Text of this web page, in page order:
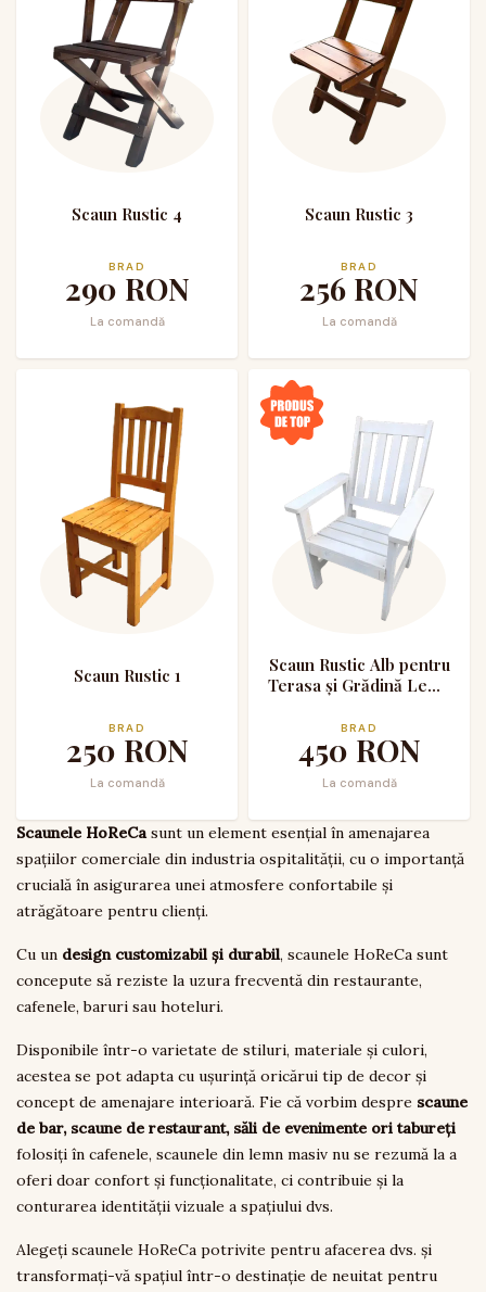
Scaunele HoReCasunt un element esențial în amenajarea
spațiilor comerciale din industria ospitalității, cu o importanță
crucială în asigurarea unei atmosfere confortabile și
atrăgătoare pentru clienți.
Cu un design customizabil și durabil, scaunele HoReCa sunt
concepute să reziste la uzura frecventă din restaurante,
cafenele, baruri sau hoteluri.
Disponibile într-o varietate de stiluri, materiale și culori,
acestea se pot adapta cu ușurință oricărui tip de decor și
concept de amenajare interioară. Fie că vorbim despre scaune
de bar, scaune de restaurant, săli de evenimente ori tabureți
folosiți în cafenele, scaunele din lemn masiv nu se rezumă la a
oferi doar confort și funcționalitate, ci contribuie și la
conturarea identității vizuale a spațiului dvs.
Alegeți scaunele HoReCa potrivite pentru afacerea dvs. și
transformați-vă spațiul într-o destinație de neuitat pentru
Scaun Rustic 4
BRAD
290 RON
La comandă
Scaun Rustic 3
BRAD
256 RON
La comandă
Scaun Rustic 1
BRAD
250 RON
La comandă
Scaun Rustic Alb pentru
Terasa și Grădină Lemn
BRAD
450 RON
La comandă